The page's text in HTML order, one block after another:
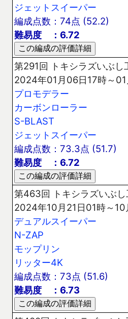
ジェットスイーパー
編成点数：74点 (52.2)
難易度 ：6.72
第291回 トキシラズいぶし
2024年01月06日17時～
プロモデラー
カーボンローラー
S-BLAST
ジェットスイーパー
編成点数：73.3点 (51.7)
難易度 ：6.72
第463回 トキシラズいぶし
2024年10月21日01時～10
デュアルスイーパー
N-ZAP
モップリン
リッター4K
編成点数：73点 (51.6)
難易度 ：6.73